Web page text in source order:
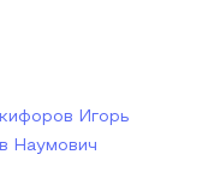
Игорь
Наумович